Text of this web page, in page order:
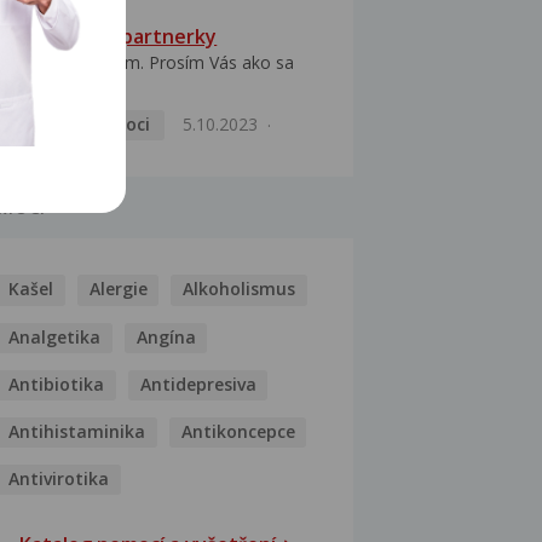
HPV typ 52 u partnerky
Dobrý deň prajem. Prosím Vás ako sa
Pohlavní nemoci
5.10.2023
Kašel Alergie Alkoholismus
Analgetika Angína
Antibiotika Antidepresiva
Antihistaminika Antikoncepce
Antivirotika